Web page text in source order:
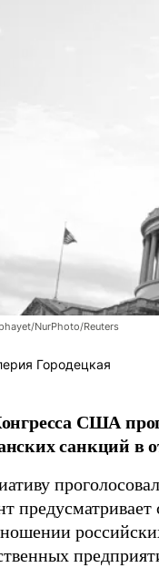
NurPhoto/Reuters
Городецкая
США
санкций в